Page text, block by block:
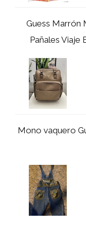
Guess Marrón
Pañales Viaje
Mono vaquero